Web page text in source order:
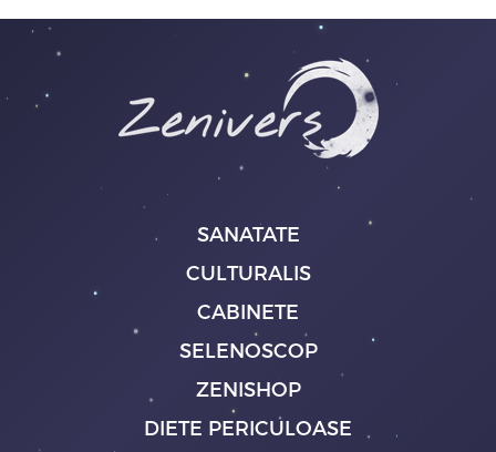
SANATATE
CULTURALIS
CABINETE
SELENOSCOP
ZENISHOP
DIETE PERICULOASE